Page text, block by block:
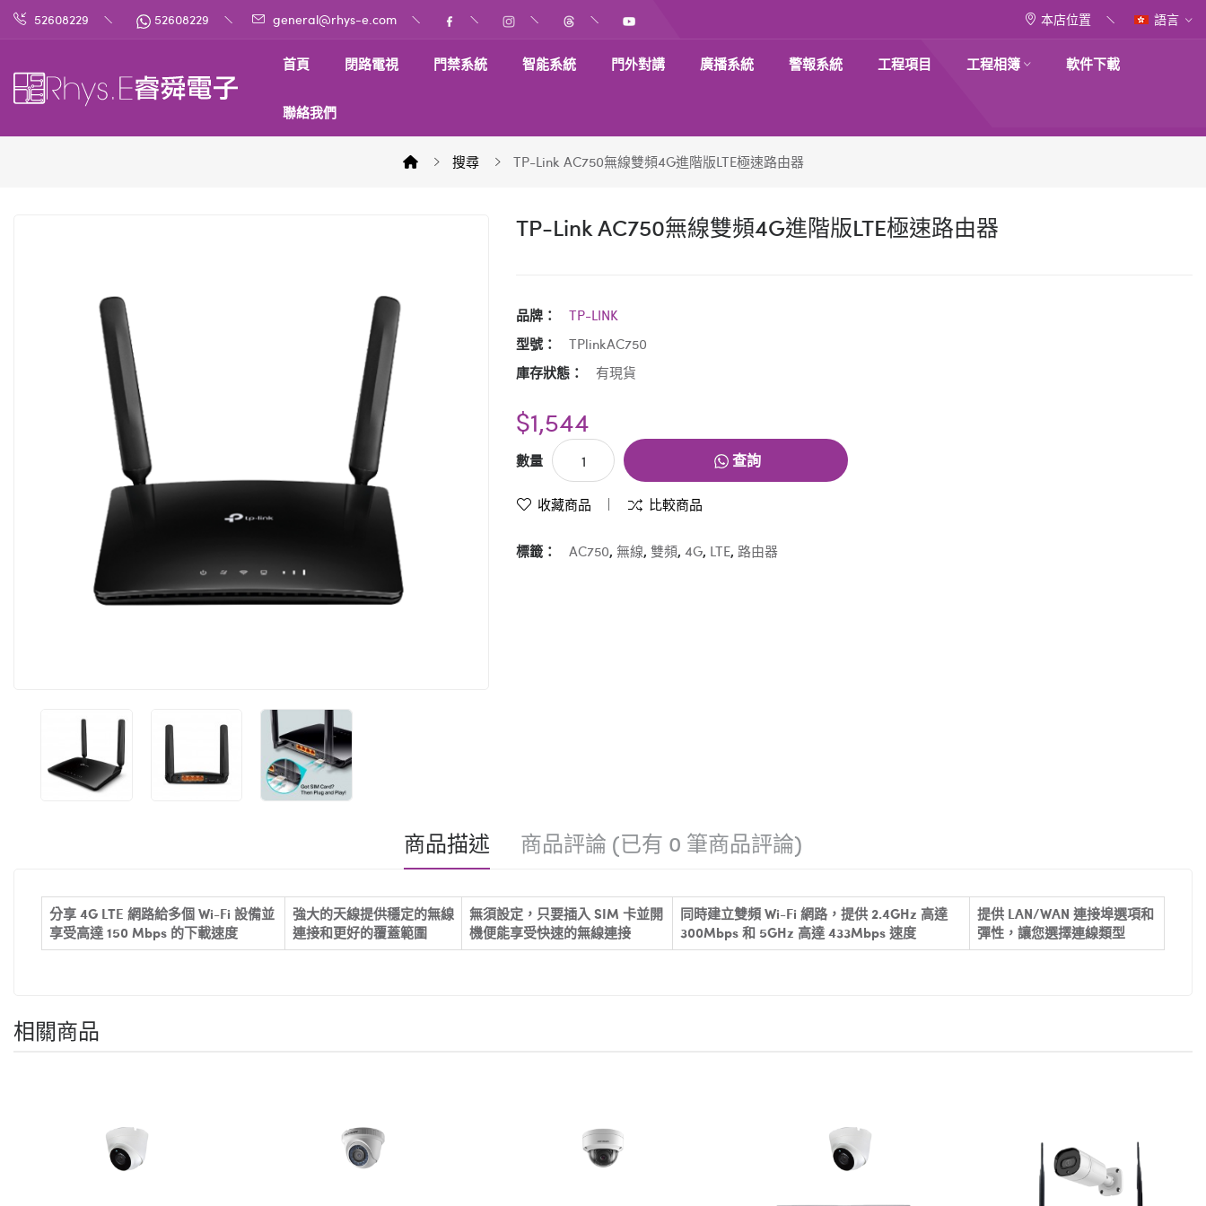
52608229 52608229 general@rhys-e.com 本店位置 語言
首頁 閉路電視 門禁系統 智能系統 門外對講 廣播系統 警報系統 工程項目 工程相簿 軟件下載
聯絡我們
搜尋 TP-Link AC750無線雙頻4G進階版LTE極速路由器
TP-Link AC750無線雙頻4G進階版LTE極速路由器
品牌：
TP-LINK
型號：
TPlinkAC750
庫存狀態：
有現貨
$1,544
數量 查詢
收藏商品 比較商品
標籤： AC750, 無線, 雙頻, 4G, LTE, 路由器
商品描述 商品評論 (已有 0 筆商品評論)
分享 4G LTE 網路給多個 Wi-Fi 設備並
享受高達 150 Mbps 的下載速度
強大的天線提供穩定的無線
連接和更好的覆蓋範圍
無須設定，只要插入 SIM 卡並開
機便能享受快速的無線連接
同時建立雙頻 Wi-Fi 網路，提供 2.4GHz 高達
300Mbps 和 5GHz 高達 433Mbps 速度
提供 LAN/WAN 連接埠選項和
彈性，讓您選擇連線類型
相關商品